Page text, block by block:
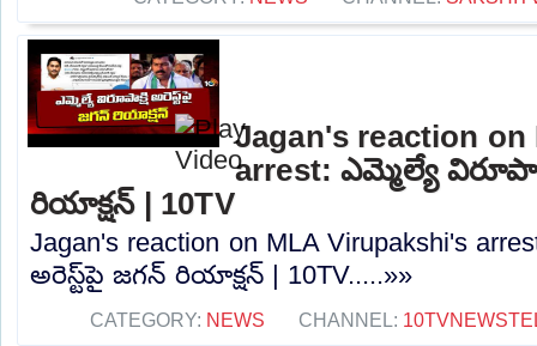
Jagan's reaction
arrest: ఎమ్మెల్యే
రియాక్షన్‌ | 10TV
Jagan's reaction on MLA Virupakshi's
అరెస్ట్‌పై జగన్‌ రియాక్షన్‌ | 10TV.....»»
CATEGORY: NEWS CHANNEL: